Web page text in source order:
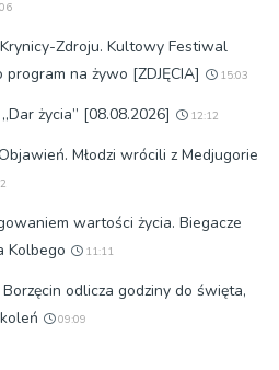
Zdroju. Kultowy Festiwal
program na żywo [ZDJĘCIA]
15:03
życia” [08.08.2026] 12:12
Młodzi wrócili z Medjugorie
wartości życia. Biegacze
Kolbego
11:11
odlicza godziny do święta,
09:09